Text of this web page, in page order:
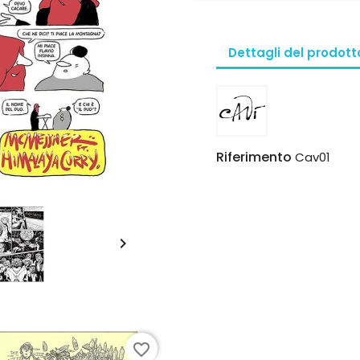

Dettagli del
Riferimento Cav01
favorite_border